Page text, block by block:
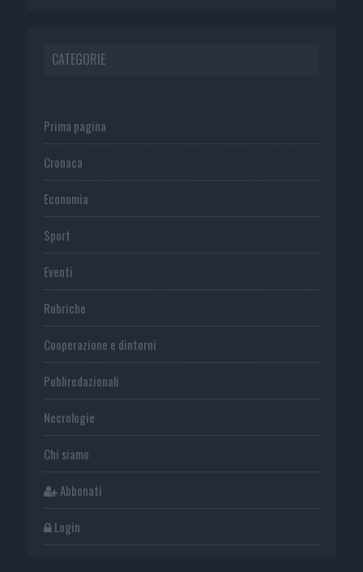
CATEGORIE
Prima pagina
Cronaca
Economia
Sport
Eventi
Rubriche
Cooperazione e dintorni
Publiredazionali
Necrologie
Chi siamo
Abbonati
Login